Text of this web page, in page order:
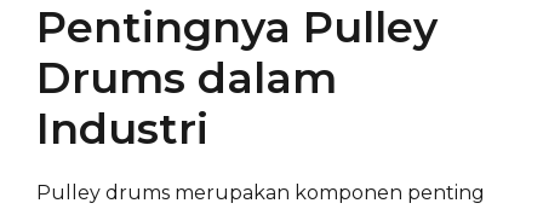
Pentingnya Pulley
Drums dalam
Industri
Pulley drums merupakan komponen penting